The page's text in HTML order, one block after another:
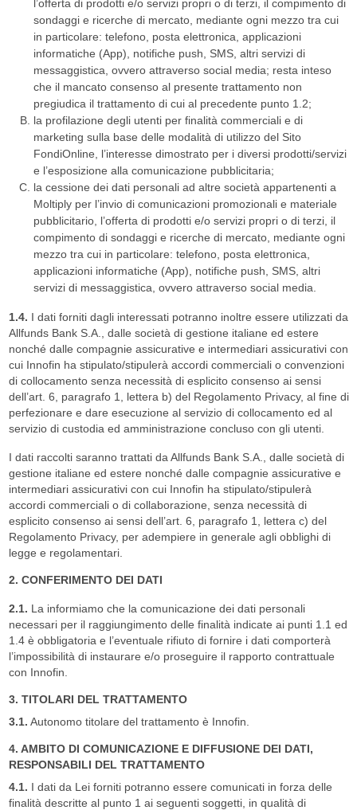
l’offerta di prodotti e/o servizi propri o di terzi, il compimento di
sondaggi e ricerche di mercato, mediante ogni mezzo tra cui
in particolare: telefono, posta elettronica, applicazioni
informatiche (App), notifiche push, SMS, altri servizi di
messaggistica, ovvero attraverso social media; resta inteso
che il mancato consenso al presente trattamento non
pregiudica il trattamento di cui al precedente punto 1.2;
la profilazione degli utenti per finalità commerciali e di
marketing sulla base delle modalità di utilizzo del Sito
FondiOnline, l’interesse dimostrato per i diversi prodotti/servizi
e l’esposizione alla comunicazione pubblicitaria;
la cessione dei dati personali ad altre società appartenenti a
Moltiply per l’invio di comunicazioni promozionali e materiale
pubblicitario, l’offerta di prodotti e/o servizi propri o di terzi, il
compimento di sondaggi e ricerche di mercato, mediante ogni
mezzo tra cui in particolare: telefono, posta elettronica,
applicazioni informatiche (App), notifiche push, SMS, altri
servizi di messaggistica, ovvero attraverso social media.
1.4. I dati forniti dagli interessati potranno inoltre essere utilizzati da
Allfunds Bank S.A., dalle società di gestione italiane ed estere
nonché dalle compagnie assicurative e intermediari assicurativi con
cui Innofin ha stipulato/stipulerà accordi commerciali o convenzioni
di collocamento senza necessità di esplicito consenso ai sensi
dell’art. 6, paragrafo 1, lettera b) del Regolamento Privacy, al fine di
perfezionare e dare esecuzione al servizio di collocamento ed al
servizio di custodia ed amministrazione concluso con gli utenti.
I dati raccolti saranno trattati da Allfunds Bank S.A., dalle società di
gestione italiane ed estere nonché dalle compagnie assicurative e
intermediari assicurativi con cui Innofin ha stipulato/stipulerà
accordi commerciali o di collaborazione, senza necessità di
esplicito consenso ai sensi dell’art. 6, paragrafo 1, lettera c) del
Regolamento Privacy, per adempiere in generale agli obblighi di
legge e regolamentari.
2. CONFERIMENTO DEI DATI
2.1. La informiamo che la comunicazione dei dati personali
necessari per il raggiungimento delle finalità indicate ai punti 1.1 ed
1.4 è obbligatoria e l’eventuale rifiuto di fornire i dati comporterà
l’impossibilità di instaurare e/o proseguire il rapporto contrattuale
con Innofin.
3. TITOLARI DEL TRATTAMENTO
3.1. Autonomo titolare del trattamento è Innofin.
4. AMBITO DI COMUNICAZIONE E DIFFUSIONE DEI DATI,
RESPONSABILI DEL TRATTAMENTO
4.1. I dati da Lei forniti potranno essere comunicati in forza delle
finalità descritte al punto 1 ai seguenti soggetti, in qualità di